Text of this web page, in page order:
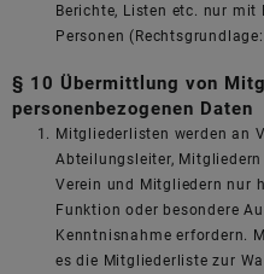
Berichte, Listen etc. nur
Personen
§ 10 Übermittlung von
personenbezogenen Daten
Mitgliederlisten werden an
Abteilungsleiter,
Verein und Mitgliedern nur
Funktion oder besondere
Kenntnisnahme erfordern.
es die Mitgliederliste zur